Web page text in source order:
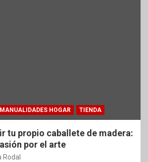
MANUALIDADES HOGAR TIENDA
tu propio caballete de madera:
por el arte
Rodal